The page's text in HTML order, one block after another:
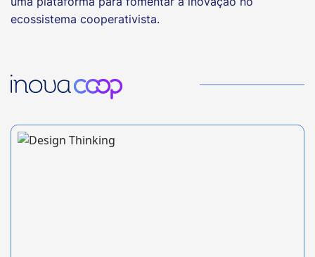
ecossistema cooperativista.